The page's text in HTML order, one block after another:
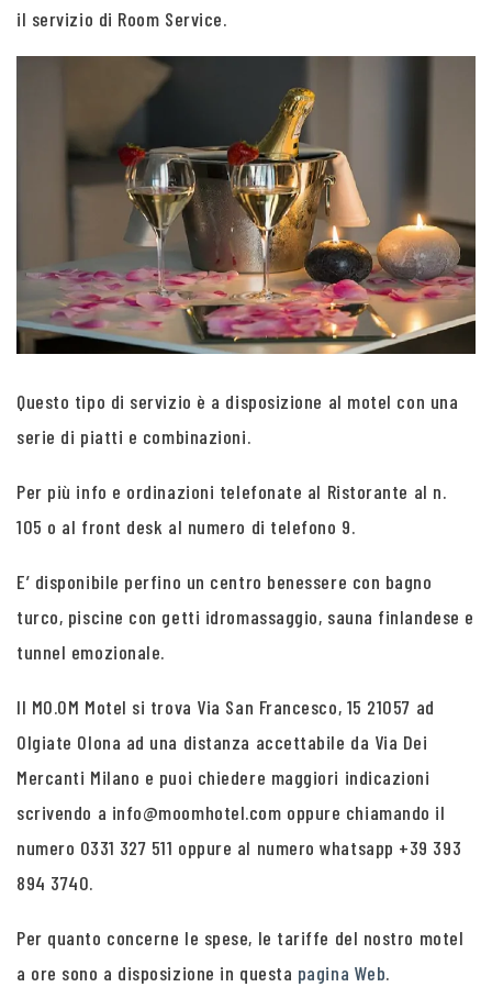
il servizio di Room Service.
Questo tipo di servizio è a disposizione al motel con una
serie di piatti e combinazioni.
Per più info e ordinazioni telefonate al Ristorante al n.
105 o al front desk al numero di telefono 9.
E’ disponibile perfino un centro benessere con bagno
turco, piscine con getti idromassaggio, sauna finlandese e
tunnel emozionale.
Il MO.OM Motel si trova Via San Francesco, 15 21057 ad
Olgiate Olona ad una distanza accettabile da Via Dei
Mercanti Milano e puoi chiedere maggiori indicazioni
scrivendo a info@moomhotel.com oppure chiamando il
numero 0331 327 511 oppure al numero whatsapp +39 393
894 3740.
Per quanto concerne le spese, le tariffe del nostro motel
a ore sono a disposizione in questa pagina Web.